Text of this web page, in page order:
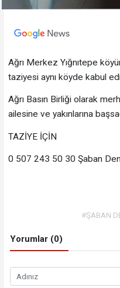
Ağrı Merkez Yığnıtepe
taziyesi aynı köyde kabul
Ağrı Basın Birliği olarak
ailesine ve yakınlarına
TAZİYE İÇİN
0 507 243 50 30 Şaban
#ŞABAN
Yorumlar (0)